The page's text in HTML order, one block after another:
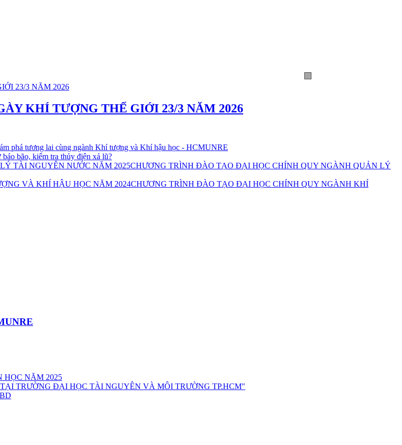
KHÍ TƯỢNG THẾ GIỚI 23/3 NĂM 2026
phá tương lai cùng ngành Khí tượng và Khí hậu học - HCMUNRE
bão, kiểm tra thủy điện xả lũ?
CHƯƠNG TRÌNH ĐÀO TẠO ĐẠI HỌC CHÍNH QUY NGÀNH QUẢN LÝ
CHƯƠNG TRÌNH ĐÀO TẠO ĐẠI HỌC CHÍNH QUY NGÀNH KHÍ
NĂM 2025
TRƯỜNG ĐẠI HỌC TÀI NGUYÊN VÀ MÔI TRƯỜNG TP.HCM"